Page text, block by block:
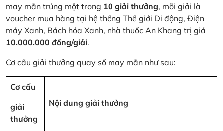
may mắn trúng một trong 10 giải thưởng, mỗi giải là
voucher mua hàng tại hệ thống Thế giới Di động, Điện
máy Xanh, Bách hóa Xanh, nhà thuốc An Khang trị giá
10.000.000 đồng/giải.
Cơ cấu giải thưởng quay số may mắn như sau:
Cơ cấu
giải
thưởng
Nội dung giải thưởng